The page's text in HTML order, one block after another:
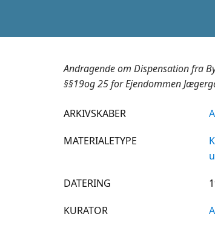
Andragende om Dispensation fra
§§19og 25 for Ejendommen
ARKIVSKABER
MATERIALETYPE
DATERING
KURATOR